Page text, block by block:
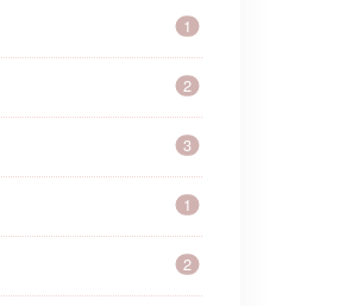
1
2
3
1
2